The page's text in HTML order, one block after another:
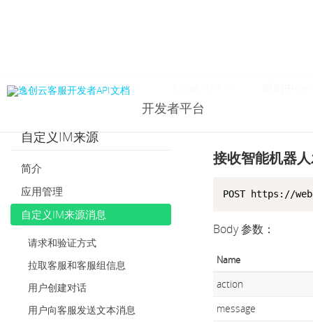
开发者平台
开发者首页 核心API
自定义IM来源
简介
应用管理
自定义IM来源消息
请求和验证方式
拉取客服和客服组信息
用户创建对话
用户向客服发送文本消息
接收智能机器
POST https://
Body 参数：
Name
action
message